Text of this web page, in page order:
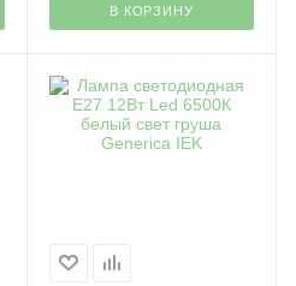
В КОРЗИНУ